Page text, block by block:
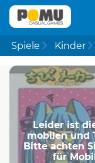
Spiele Kinder
Leider ist
mobilen und
Bitte achten
für